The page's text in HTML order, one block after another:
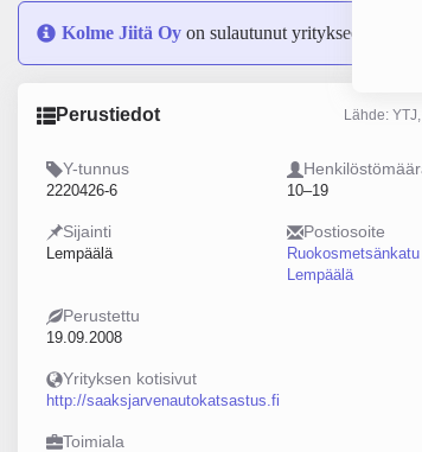
Kolme Jiitä Oy on sulautunut yritykseen
Perustiedot Lähde:
Y-tunnus
2220426-6 10–19
Sijainti
Lempäälä
Postiosoite
Lempäälä
Perustettu
19.09.2008
Yrityksen kotisivut
http://saaksjarvenautokatsastus.fi
Toimiala